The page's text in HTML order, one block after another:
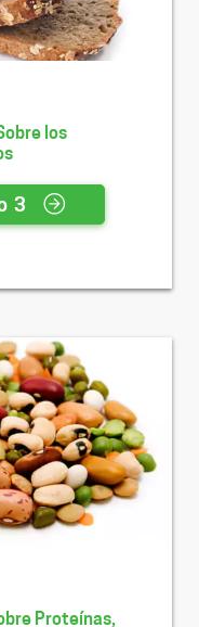
los
3
Proteínas,